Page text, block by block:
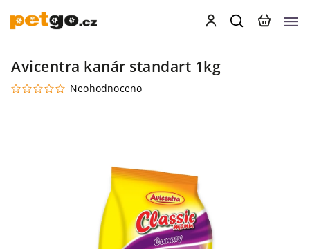
Avicentra kanár standart 1kg
Neohodnoceno